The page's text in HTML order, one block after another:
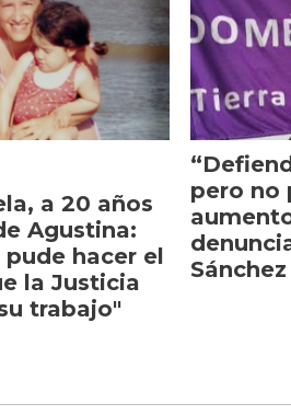
a 20 años
Agustina:
hacer el
la Justicia
trabajo"
pero no
Sánchez